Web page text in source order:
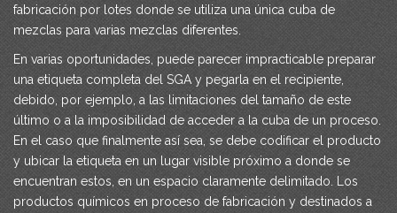
fabricación por lotes donde se utiliza una única cuba de
mezclas para varias mezclas diferentes.
En varias oportunidades, puede parecer impracticable preparar
una etiqueta completa del SGA y pegarla en el recipiente,
debido, por ejemplo, a las limitaciones del tamaño de este
último o a la imposibilidad de acceder a la cuba de un proceso.
En el caso que finalmente así sea, se debe codificar el producto
y ubicar la etiqueta en un lugar visible próximo a donde se
encuentran estos, en un espacio claramente delimitado. Los
productos químicos en proceso de fabricación y destinados a